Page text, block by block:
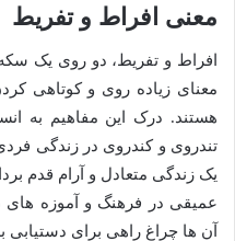
معنی افراط و تفریط
افراط و تفریط، دو روی یک
معنای زیاده روی و کوتاهی
هستند. درک این مفاهیم به
تندروی و کندروی در زندگی
یک زندگی متعادل و آرام قدم
عمیقی در فرهنگ و آموزه های
آن ها چراغ راهی برای